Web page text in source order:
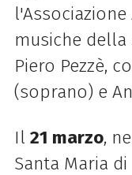
musiche della
Piero Pezzè,
(soprano) e
Il 21 marzo,
Santa Maria